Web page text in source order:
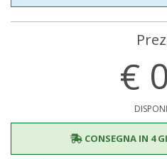
€
CONSEGNA IN 4